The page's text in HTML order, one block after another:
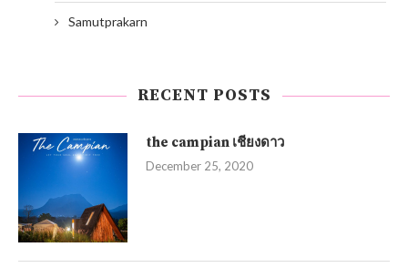
Samutprakarn
RECENT POSTS
the campian เชียงดาว
December 25, 2020